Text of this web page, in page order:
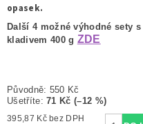
opasek.
Další 4 možné výhodné sety s
kladivem 400 g ZDE
Původně: 550 Kč
Ušetříte:71 Kč (–12 %)
395,87 Kč bez DPH